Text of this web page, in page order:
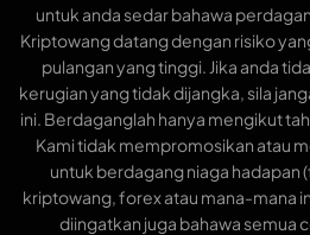
untuk anda sedar bahawa
Kriptowang datang dengan risiko
pulangan yang tinggi. Jika anda
kerugian yang tidak dijangka, sila
ini. Berdaganglah hanya mengikut
Kami tidak mempromosikan atau
untuk berdagang niaga hadapan
kriptowang, forex atau mana-mana
diingatkan juga bahawa semua